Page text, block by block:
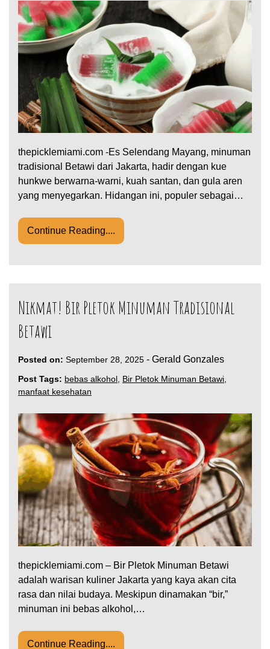
thepicklemiami.com -Es Selendang Mayang, minuman
tradisional Betawi dari Jakarta, hadir dengan kue
hunkwe berwarna-warni, kuah santan, dan gula aren
yang menyegarkan. Hidangan ini, populer sebagai…
Continue Reading....
Nikmat! Bir Pletok Minuman Tradisional
Betawi
Posted on: September 28, 2025 - Gerald Gonzales
Post Tags: bebas alkohol, Bir Pletok Minuman Betawi,
manfaat kesehatan
thepicklemiami.com – Bir Pletok Minuman Betawi
adalah warisan kuliner Jakarta yang kaya akan cita
rasa dan nilai budaya. Meskipun dinamakan “bir,”
minuman ini bebas alkohol,…
Continue Reading....